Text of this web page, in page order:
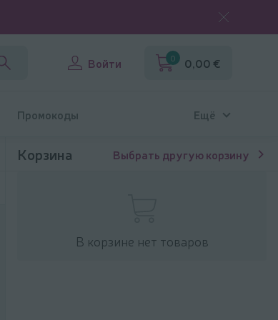
Войти 0 0,00 €
Промокоды Ещё
Корзина Выбрать другую корзину
В корзине нет товаров